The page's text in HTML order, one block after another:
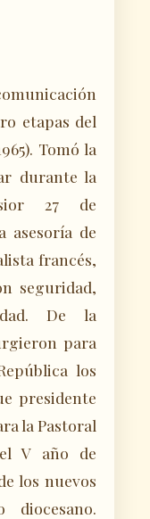
etapas del
Tomó la
durante la
27 de
asesoría de
francés,
seguridad,
De la
para
los
presidente
la Pastoral
V año de
los nuevos
diocesano.